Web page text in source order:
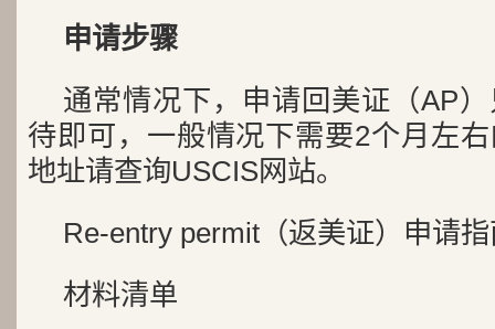
申请步骤
通常情况下，申请回美证（AP
待即可，一般情况下需要2个月左
地址请查询USCIS网站。
Re-entry permit（返美证）申请
材料清单